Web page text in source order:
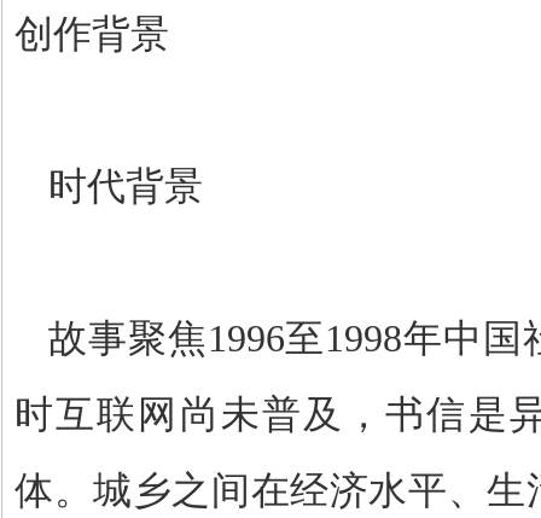
创作背景
时代背景
故事聚焦1996至1998年中国
时互联网尚未普及，书信是
体。城乡之间在经济水平、